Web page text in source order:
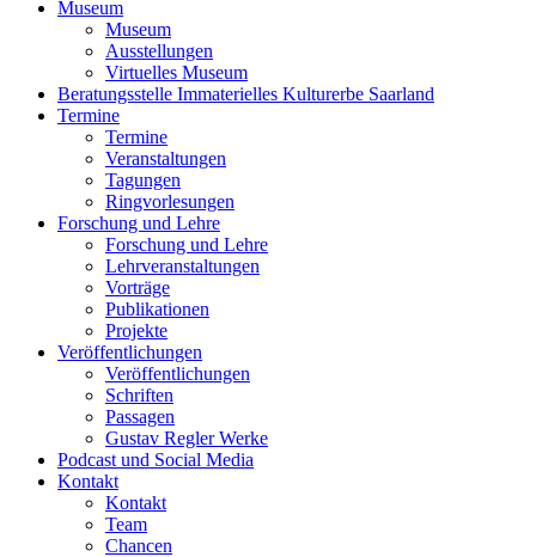
Museum
Museum
Ausstellungen
Virtuelles Museum
Beratungsstelle Immaterielles Kulturerbe Saarland
Termine
Termine
Veranstaltungen
Tagungen
Ringvorlesungen
Forschung und Lehre
Forschung und Lehre
Lehrveranstaltungen
Vorträge
Publikationen
Projekte
Veröffentlichungen
Veröffentlichungen
Schriften
Passagen
Gustav Regler Werke
Podcast und Social Media
Kontakt
Kontakt
Team
Chancen